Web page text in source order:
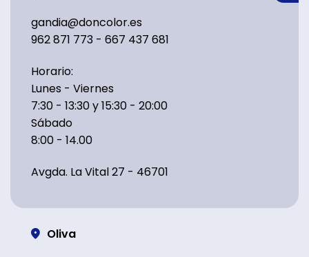
gandia@doncolor.es
962 871 773 - 667 437 681
Horario:
Lunes - Viernes
7:30 - 13:30 y 15:30 - 20:00
Sábado
8:00 - 14.00
Avgda. La Vital 27 - 46701
Oliva